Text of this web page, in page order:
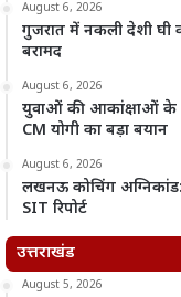
August 6, 2026
गुजरात में नकली देशी घी
बरामद
August 6, 2026
युवाओं की आकांक्षाओं के
CM योगी का बड़ा बयान
August 6, 2026
लखनऊ कोचिंग अग्निकांड:
SIT रिपोर्ट
उत्तराखंड
August 5, 2026